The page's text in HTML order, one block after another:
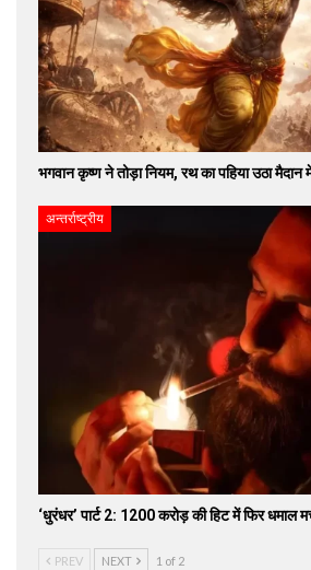
भगवान कृष्ण ने तोड़ा नियम, रथ का पहिया उठा मैदान
अन्तर्राष्ट्रीय
‘धुरंधर’ पार्ट 2: 1200 करोड़ की हिट में फिर धमाल
PREV NEXT 1 of 2